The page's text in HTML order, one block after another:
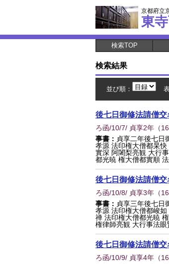
京都府立
東
検索TOP
検索結果
並び順：
後七日御修法請僧交
ろ函/10/7/ 貞享2年 （
事書： 貞享二年後七日
孝源 法印権大僧都杲
實深 阿闍梨亮観 大行
都光暁 権大僧都實順
後七日御修法請僧交
ろ函/10/8/ 貞享3年 （
事書： 貞享三年後七日
孝源 法印権大僧都峻
禅 法印権大僧都光暁
権律師亮観 大行事法眼
後七日御修法請僧交
ろ函/10/9/ 貞享4年 （